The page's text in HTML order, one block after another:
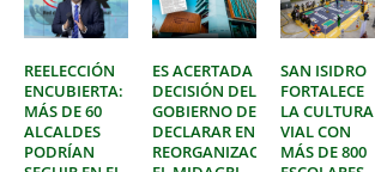
REELECCIÓN
ENCUBIERTA:
MÁS DE 60
ALCALDES
PODRÍAN
ES ACERTADA
DECISIÓN DEL
GOBIERNO DE
DECLARAR EN
REORGANIZACIÓN
SAN ISIDRO
FORTALECE
LA CULTURA
VIAL CON
MÁS DE 800